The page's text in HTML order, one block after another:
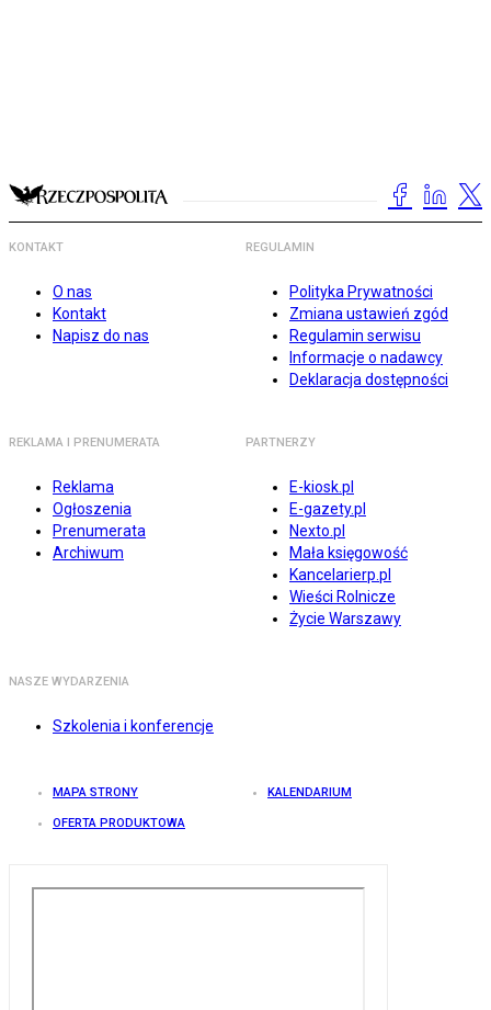
KONTAKT
O nas
Kontakt
Napisz do nas
REGULAMIN
Polityka Prywatności
Zmiana ustawień zgód
Regulamin serwisu
Informacje o nadawcy
Deklaracja dostępności
REKLAMA I PRENUMERATA
Reklama
Ogłoszenia
Prenumerata
Archiwum
PARTNERZY
E-kiosk.pl
E-gazety.pl
Nexto.pl
Mała księgowość
Kancelarierp.pl
Wieści Rolnicze
Życie Warszawy
NASZE WYDARZENIA
Szkolenia i konferencje
MAPA STRONY KALENDARIUM
OFERTA PRODUKTOWA